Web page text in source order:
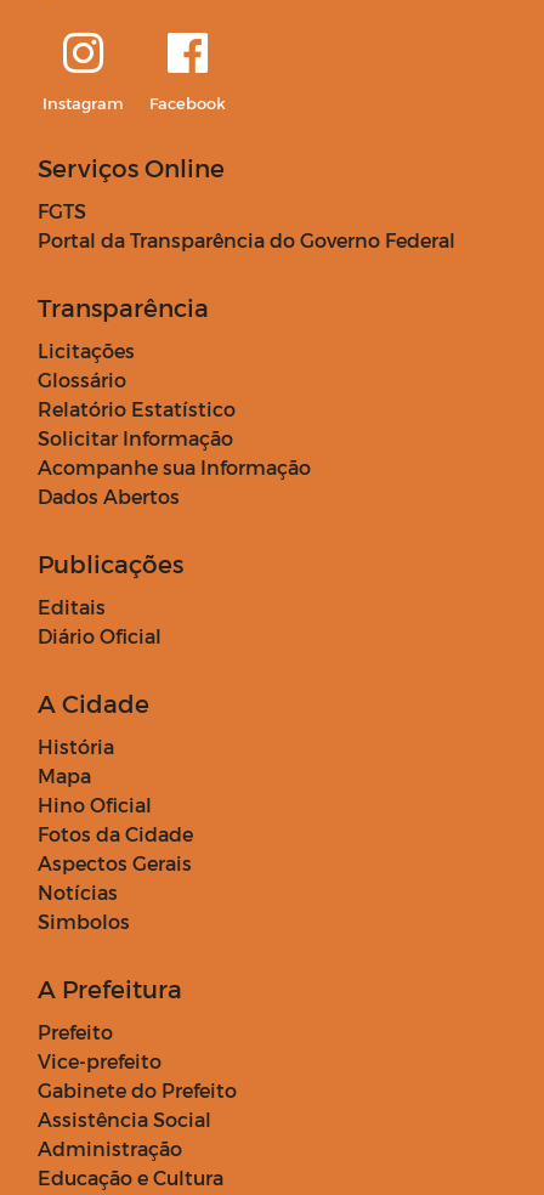
Instagram Facebook
Serviços Online
FGTS
Portal da Transparência do Governo Federal
Transparência
Licitações
Glossário
Relatório Estatístico
Solicitar Informação
Acompanhe sua Informação
Dados Abertos
Publicações
Editais
Diário Oficial
A Cidade
História
Mapa
Hino Oficial
Fotos da Cidade
Aspectos Gerais
Notícias
Simbolos
A Prefeitura
Prefeito
Vice-prefeito
Gabinete do Prefeito
Assistência Social
Administração
Educação e Cultura